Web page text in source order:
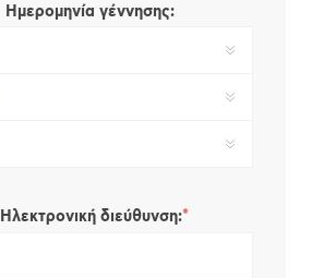
Ημερομηνία γέννησης:
Ηλεκτρονική διεύθυνση:*